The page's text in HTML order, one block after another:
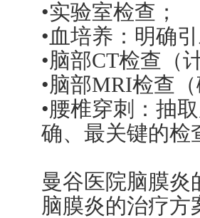
•实验室检查；
•血培养：明确
•脑部CT检查（
•脑部MRI检查
•腰椎穿刺：抽
确、最关键的检
曼谷医院脑膜炎
脑膜炎的治疗方